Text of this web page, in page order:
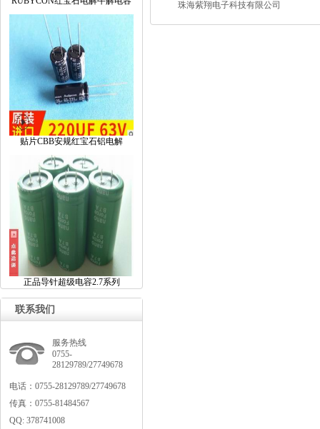
贴片CBB安规红宝石铝电解
正品导针超级电容2.7系列
联系我们
服务热线
0755-
28129789/27749678
电话：0755-28129789/27749678
传真：0755-81484567
QQ:378741008
珠海紫翔电子科技有限公司